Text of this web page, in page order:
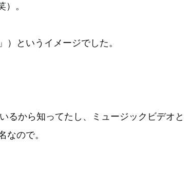
。
というイメージでした。
るから知ってたし、ミュージックビデオと
なので。